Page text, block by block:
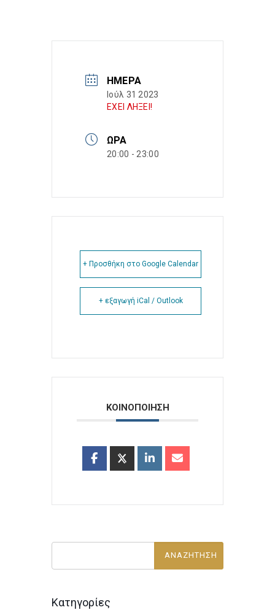
ΗΜΈΡΑ
Ιούλ 31 2023
ΕΧΕΙ ΛΗΞΕΙ!
ΏΡΑ
20:00 - 23:00
+ Προσθήκη στο Google Calendar
+ εξαγωγή iCal / Outlook
ΚΟΙΝΟΠΟΙΗΣΗ
Κατηγορίες